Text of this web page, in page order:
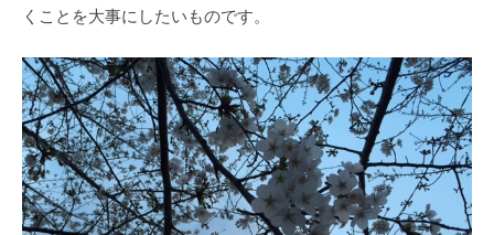
くことを大事にしたいものです。